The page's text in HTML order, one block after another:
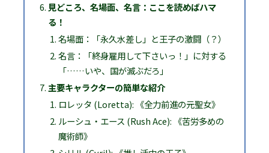
見どころ、名場面、名言：ここを読めばハマ
る！
名場面：「永久水差し」と王子の激闘（？）
名言：「終身雇用して下さいっ！」に対する
「……いや、国が滅ぶだろ」
主要キャラクターの簡単な紹介
ロレッタ (Loretta): 《全力前進の元聖女》
ルーシュ・エース (Rush Ace): 《苦労多めの
魔術師》